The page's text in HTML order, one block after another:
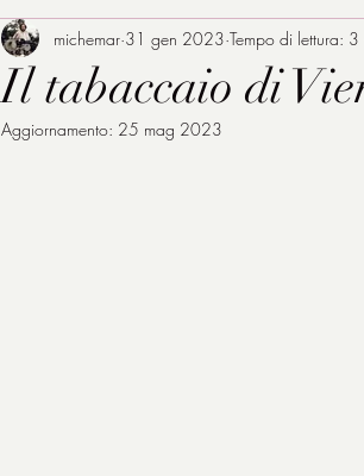
Il tabaccaio di
michemar 31 gen 2023 Tempo di lettura: 3
Aggiornamento: 25 mag 2023